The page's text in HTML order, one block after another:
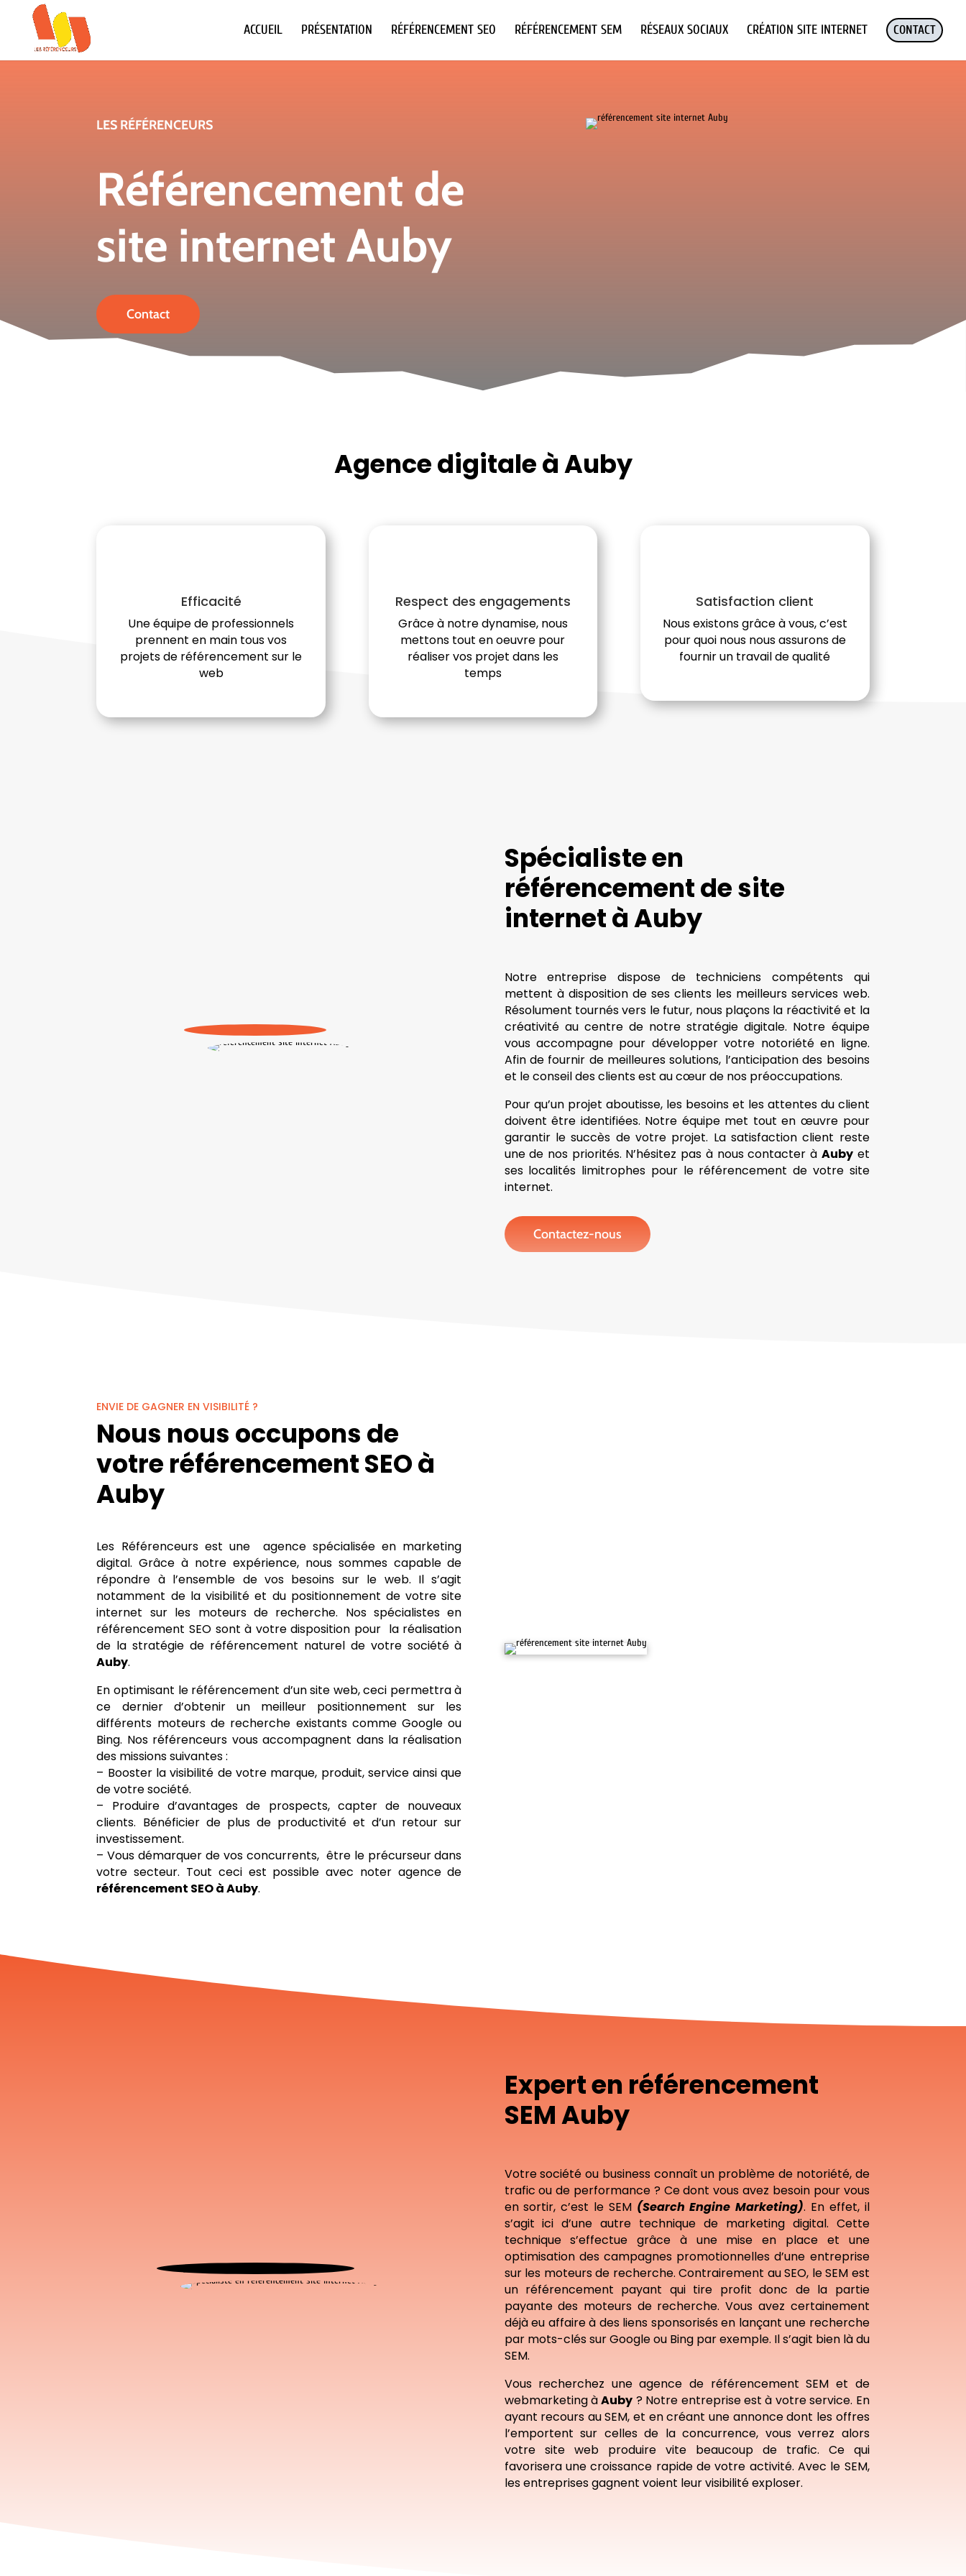
ACCUEIL PRÉSENTATION RÉFÉRENCEMENT SEO RÉFÉRENCEMENT SEM RÉSEAUX SOCIAUX CRÉATION SITE INTERNET CONTACT
LES RÉFÉRENCEURS
Référencement de
site internet Auby
Contact
Agence digitale à Auby
Efficacité
Une équipe de professionnels
prennent en main tous vos
projets de référencement sur le
web
Respect des engagements
Grâce à notre dynamise, nous
mettons tout en oeuvre pour
réaliser vos projet dans les
temps
Satisfaction client
Nous existons grâce à vous, c’est
pour quoi nous nous assurons de
fournir un travail de qualité
Spécialiste en
référencement de site
internet à Auby
Notre entreprise dispose de techniciens compétents qui
mettent à disposition de ses clients les meilleurs services web.
Résolument tournés vers le futur, nous plaçons la réactivité et la
créativité au centre de notre stratégie digitale. Notre équipe
vous accompagne pour développer votre notoriété en ligne.
Afin de fournir de meilleures solutions, l’anticipation des besoins
et le conseil des clients est au cœur de nos préoccupations.
Pour qu’un projet aboutisse, les besoins et les attentes du client
doivent être identifiées. Notre équipe met tout en œuvre pour
garantir le succès de votre projet. La satisfaction client reste
une de nos priorités. N’hésitez pas à nous contacter à Aubyet
ses localités limitrophes pour le référencement de votre site
internet.
Contactez-nous
ENVIE DE GAGNER EN VISIBILITÉ ?
Nous nous occupons de
votre référencement SEO à
Auby
Les Référenceurs est une agence spécialisée en marketing
digital. Grâce à notre expérience, nous sommes capable de
répondre à l’ensemble de vos besoins sur le web. Il s’agit
notamment de la visibilité et du positionnement de votre site
internet sur les moteurs de recherche. Nos spécialistes en
référencement SEO sont à votre disposition pour la réalisation
de la stratégie de référencement naturel de votre société à
Auby.
En optimisant le référencement d’un site web, ceci permettra à
ce dernier d’obtenir un meilleur positionnement sur les
différents moteurs de recherche existants comme Google ou
Bing. Nos référenceurs vous accompagnent dans la réalisation
des missions suivantes :
– Booster la visibilité de votre marque, produit, service ainsi que
de votre société.
– Produire d’avantages de prospects, capter de nouveaux
clients. Bénéficier de plus de productivité et d’un retour sur
investissement.
– Vous démarquer de vos concurrents, être le précurseur dans
votre secteur. Tout ceci est possible avec noter agence de
référencement SEO à Auby.
Expert en référencement
SEM Auby
Votre société ou business connaît un problème de notoriété, de
trafic ou de performance ? Ce dont vous avez besoin pour vous
en sortir, c’est le SEM (Search Engine Marketing). En effet, il
s’agit ici d’une autre technique de marketing digital. Cette
technique s’effectue grâce à une mise en place et une
optimisation des campagnes promotionnelles d’une entreprise
sur les moteurs de recherche. Contrairement au SEO, le SEM est
un référencement payant qui tire profit donc de la partie
payante des moteurs de recherche. Vous avez certainement
déjà eu affaire à des liens sponsorisés en lançant une recherche
par mots-clés sur Google ou Bing par exemple. Il s’agit bien là du
SEM.
Vous recherchez une agence de référencement SEM et de
webmarketing àAuby ? Notre entreprise est à votre service. En
ayant recours au SEM, et en créant une annonce dont les offres
l’emportent sur celles de la concurrence, vous verrez alors
votre site web produire vite beaucoup de trafic. Ce qui
favorisera une croissance rapide de votre activité. Avec le SEM,
les entreprises gagnent voient leur visibilité exploser.